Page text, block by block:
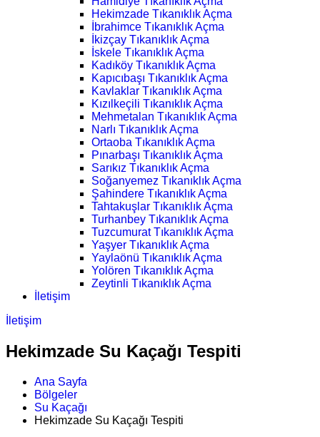
Hekimzade Tıkanıklık Açma
İbrahimce Tıkanıklık Açma
İkizçay Tıkanıklık Açma
İskele Tıkanıklık Açma
Kadıköy Tıkanıklık Açma
Kapıcıbaşı Tıkanıklık Açma
Kavlaklar Tıkanıklık Açma
Kızılkeçili Tıkanıklık Açma
Mehmetalan Tıkanıklık Açma
Narlı Tıkanıklık Açma
Ortaoba Tıkanıklık Açma
Pınarbaşı Tıkanıklık Açma
Sarıkız Tıkanıklık Açma
Soğanyemez Tıkanıklık Açma
Şahindere Tıkanıklık Açma
Tahtakuşlar Tıkanıklık Açma
Turhanbey Tıkanıklık Açma
Tuzcumurat Tıkanıklık Açma
Yaşyer Tıkanıklık Açma
Yaylaönü Tıkanıklık Açma
Yolören Tıkanıklık Açma
Zeytinli Tıkanıklık Açma
İletişim
İletişim
Hekimzade Su Kaçağı Tespiti
Ana Sayfa
Bölgeler
Su Kaçağı
Hekimzade Su Kaçağı Tespiti